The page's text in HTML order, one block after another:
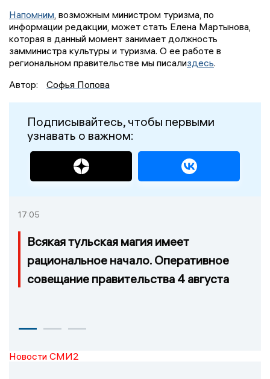
Напомним, возможным министром туризма, по
информации редакции, может стать Елена Мартынова,
которая в данный момент занимает должность
замминистра культуры и туризма. О ее работе в
региональном правительстве мы писализдесь.
Автор:
Софья Попова
Подписывайтесь, чтобы первыми
узнавать о важном:
17:05
Всякая тульская магия имеет
рациональное начало. Оперативное
совещание правительства 4 августа
Новости СМИ2